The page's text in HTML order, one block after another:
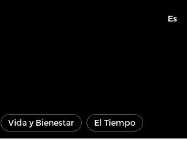
Es
Vida y Bienestar El Tiempo